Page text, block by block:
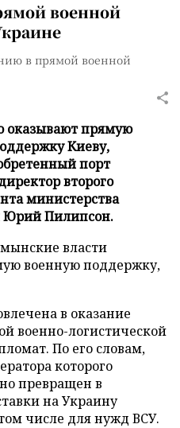
военной
в прямой военной
оказывают прямую
Киеву,
порт
второго
министерства
Юрий Пилипсон.
власти
военную поддержку,
в оказание
военно-логистической
По его словам,
которого
превращен в
на Украину
числе для нужд ВСУ.